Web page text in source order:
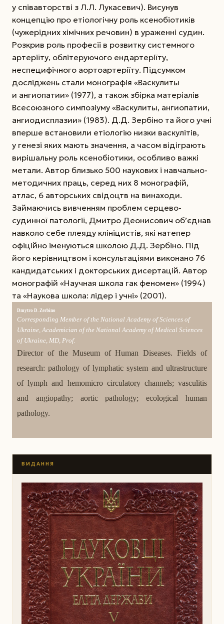
у співавторстві з Л.Л. Лукасевич). Висунув
концепцію про етіологічну роль ксенобіотиків
(чужерідних хімічних речовин) в ураженні судин.
Розкрив роль професії в розвитку системного
артеріїту, облітеруючого ендартеріїту,
неспецифічного аортоартеріїту. Підсумком
досліджень стали монографія «Васкулиты
и ангиопатии» (1977), а також збірка матеріалів
Всесоюзного симпозіуму «Васкулиты, ангиопатии,
ангиодисплазии» (1983). Д.Д. Зербіно та його учні
вперше встановили етіологію низки васкулітів,
у генезі яких мають значення, а часом відіграють
вирішальну роль ксенобіотики, особливо важкі
метали. Автор близько 500 наукових і навчально-
методичних праць, серед них 8 монографій,
атлас, 6 авторських свідоцтв на винаходи.
Займаючись вивченням проблем серцево-
судинної патології, Дмитро Деонисович об’єднав
навколо себе плеяду клініцистів, які натепер
офіційно іменуються школою Д.Д. Зербіно. Під
його керівництвом і консультаціями виконано 76
кандидатських і докторських дисертацій. Автор
монографій «Научная школа гак феномен» (1994)
та «Наукова школа: лідер і учні» (2001).
Dmytro D. Zerbino
Corresponding Member of the National Academy of Sciences of
Ukraine, Academician of the National Academy of Medical Sciences
of Ukraine, MD, Prof.
Director of the Museum of Human Diseases. Fields of
research: pathology of lymphatic system and ultrastructure
of lymph and hemomicro circulatory channels; vasculitis
and angiopathy; aortic pathology; ecological human
pathology.
ВИДАННЯ